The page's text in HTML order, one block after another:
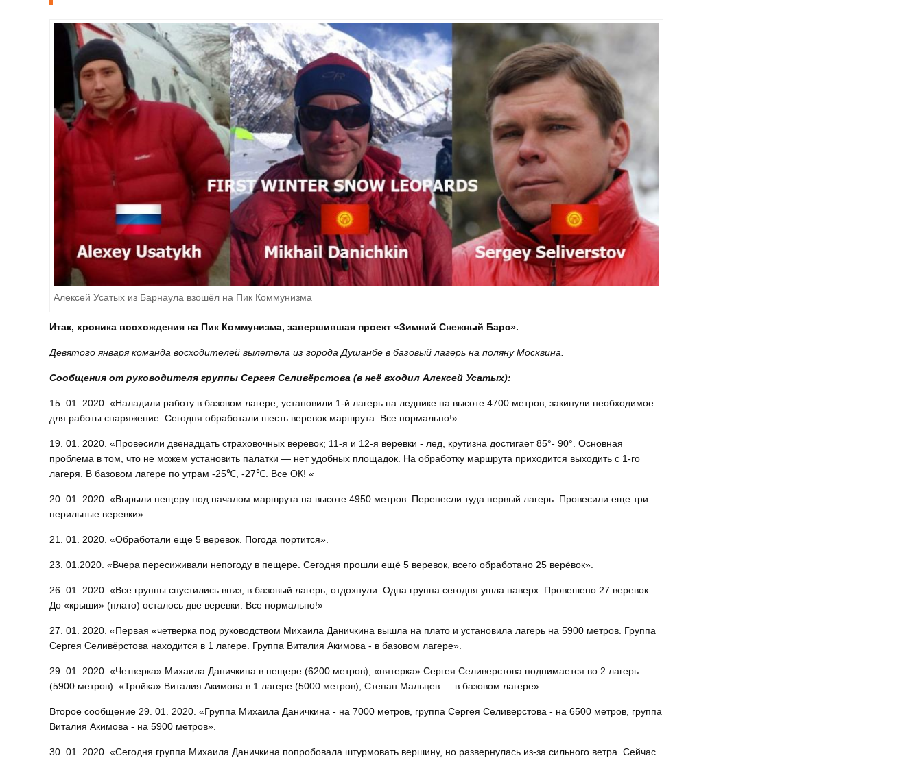
Алексей Усатых из Барнаула взошёл на Пик Коммунизма
Итак, хроника восхождения на Пик Коммунизма, завершившая проект «Зимний Снежный Барс».
Девятого января команда восходителей вылетела из города Душанбе в базовый лагерь на поляну Москвина.
Сообщения от руководителя группы Сергея Селивёрстова (в неё входил Алексей Усатых):
15. 01. 2020. «Наладили работу в базовом лагере, установили 1-й лагерь на леднике на высоте 4700 метров, закинули необходимое
для работы снаряжение. Сегодня обработали шесть веревок маршрута. Все нормально!»
19. 01. 2020. «Провесили двенадцать страховочных веревок; 11-я и 12-я веревки - лед, крутизна достигает 85°- 90°. Основная
проблема в том, что не можем установить палатки — нет удобных площадок. На обработку маршрута приходится выходить с 1-го
лагеря. В базовом лагере по утрам -25℃, -27℃. Все ОК! «
20. 01. 2020. «Вырыли пещеру под началом маршрута на высоте 4950 метров. Перенесли туда первый лагерь. Провесили еще три
перильные веревки».
21. 01. 2020. «Обработали еще 5 веревок. Погода портится».
23. 01.2020. «Вчера пересиживали непогоду в пещере. Сегодня прошли ещё 5 веревок, всего обработано 25 верёвок».
26. 01. 2020. «Все группы спустились вниз, в базовый лагерь, отдохнули. Одна группа сегодня ушла наверх. Провешено 27 веревок.
До «крыши» (плато) осталось две веревки. Все нормально!»
27. 01. 2020. «Первая «четверка под руководством Михаила Даничкина вышла на плато и установила лагерь на 5900 метров. Группа
Сергея Селивёрстова находится в 1 лагере. Группа Виталия Акимова - в базовом лагере».
29. 01. 2020. «Четверка» Михаила Даничкина в пещере (6200 метров), «пятерка» Сергея Селиверстова поднимается во 2 лагерь
(5900 метров). «Тройка» Виталия Акимова в 1 лагере (5000 метров), Степан Мальцев — в базовом лагере»
Второе сообщение 29. 01. 2020. «Группа Михаила Даничкина - на 7000 метров, группа Сергея Селиверстова - на 6500 метров, группа
Виталия Акимова - на 5900 метров».
30. 01. 2020. «Сегодня группа Михаила Даничкина попробовала штурмовать вершину, но развернулась из-за сильного ветра. Сейчас